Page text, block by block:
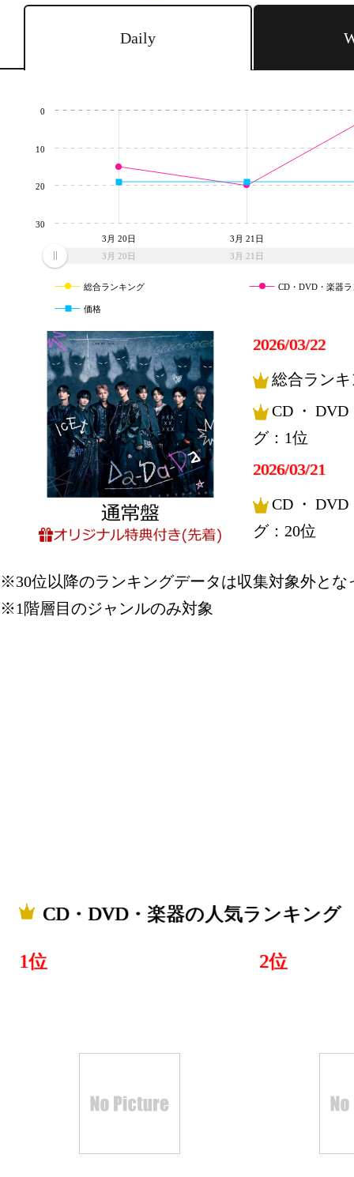
Daily
3月 20日 3月 21日
3月 20日 3月 21日
0
10
20
30
総合ランキング CD・DVD・楽器
価格
2026/03/22
総合ラン
CD・
グ：1位
2026/03/21
CD・
グ：20位
※30位以降のランキングデータは収集対象外とな
※1階層目のジャンルのみ対象
CD・DVD・楽器の人気ランキング
1位 2位